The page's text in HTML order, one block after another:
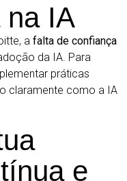
na IA
, a falta de confiança
da IA. Para
práticas
claramente como a IA
e